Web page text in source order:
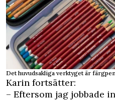
Det huvudsakliga verktyget är
Karin fortsätter:
– Eftersom jag jobbade